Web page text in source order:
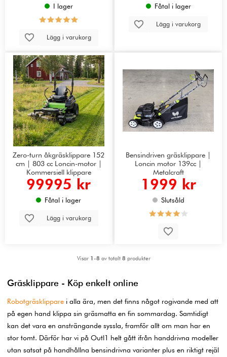
I lager
Lägg i varukorg
Fåtal i lager
Lägg i varukorg
Zero-turn åkgräsklippare 152
cm | 803 cc Loncin-motor |
Kommersiell klippare
99995 kr
Fåtal i lager
Lägg i varukorg
Bensindriven gräsklippare |
Loncin motor 139cc |
Metalcraft
1999 kr
Slutsåld
Visar 1-8 av totalt 8 produkter
Gräsklippare - Köp enkelt online
Robotgräsklippare i alla ära, men det finns något rogivande med att
på egen hand klippa sin gräsmatta en fin sommardag. Samtidigt
kan det vara en ansträngande syssla, framför allt om man har en
stor tomt. Därför har vi på Outl1 helt gått ifrån handdrivna modeller
utan satsat på handhållna bensindrivna varianter plus en riktigt rejäl